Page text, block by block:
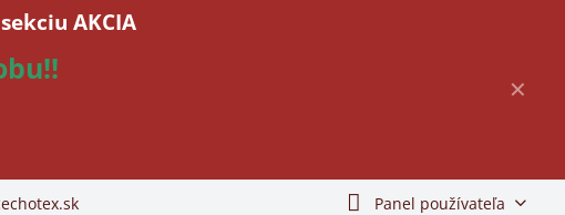
✕
sekciu AKCIA
Panel používateľa